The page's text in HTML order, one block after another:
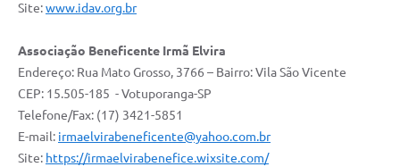
Site:www.idav.org.br
Associação Beneficente Irmã Elvira
Endereço: Rua Mato Grosso, 3766 – Bairro: Vila São Vicente
CEP: 15.505-185 - Votuporanga-SP
Telefone/Fax: (17) 3421-5851
E-mail: irmaelvirabeneficente@yahoo.com.br
Site: https://irmaelvirabenefice.wixsite.com/